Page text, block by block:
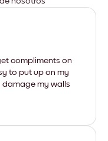
compliments on
to put up on my
my walls